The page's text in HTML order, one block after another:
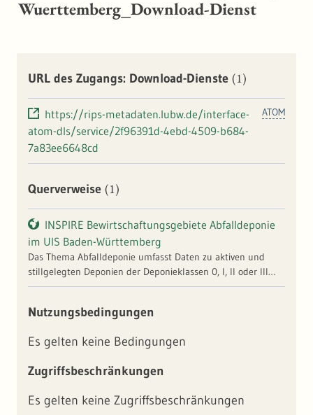
Wuerttemberg_Download-Dienst
URL des Zugangs: Download-Dienste (1)
ATOM
https://rips-metadaten.lubw.de/interface-
atom-dls/service/2f96391d-4ebd-4509-b684-
7a83ee6648cd
Querverweise (1)
INSPIRE Bewirtschaftungsgebiete Abfalldeponie
im UIS Baden-Württemberg
Das Thema Abfalldeponie umfasst Daten zu aktiven und
stillgelegten Deponien der Deponieklassen 0, I, II oder III
sowie Deponieklasse IV (Untertagedeponie). | Prüfung:
Dateninhalt (Bild): Konformität zu INSPIRE
Nutzungsbedingungen
Es gelten keine Bedingungen
Zugriffsbeschränkungen
Es gelten keine Zugriffsbeschränkungen